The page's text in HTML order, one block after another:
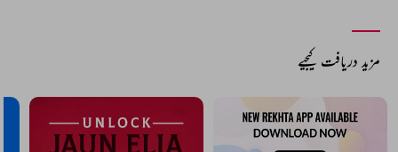
مزید دریافت کیجیے